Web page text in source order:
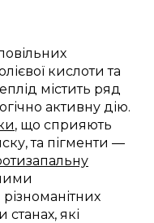
кислоти та
містить ряд
активну дію.
, що сприяють
та пігменти —
які